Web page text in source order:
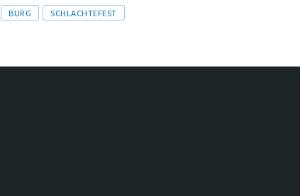
Tags
BURG SCHLACHTEFEST